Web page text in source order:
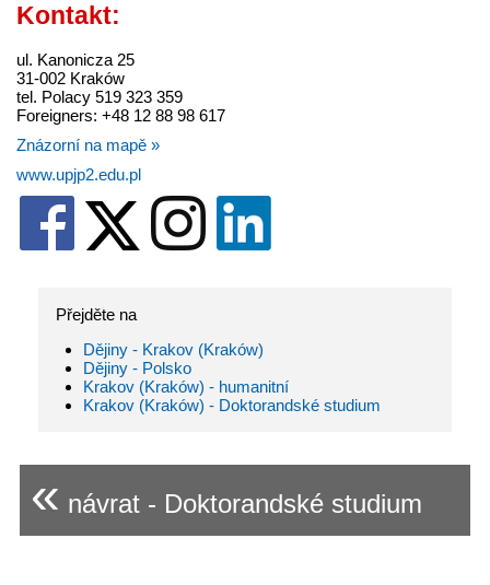
Kontakt:
ul. Kanonicza 25
31-002 Kraków
tel. Polacy 519 323 359
Foreigners: +48 12 88 98 617
Znázorní na mapě »
www.upjp2.edu.pl
Přejděte na
Dějiny - Krakov (Kraków)
Dějiny - Polsko
Krakov (Kraków) - humanitní
Krakov (Kraków) - Doktorandské studium
« návrat - Doktorandské studium